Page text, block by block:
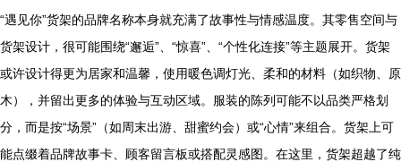
“遇见你”货架的品牌名称本身就充满了故事性与情感温度。其零售空间与
货架设计，很可能围绕“邂逅”、“惊喜”、“个性化连接”等主题展开。货架
或许设计得更为居家和温馨，使用暖色调灯光、柔和的材料（如织物、原
木），并留出更多的体验与互动区域。服装的陈列可能不以品类严格划
分，而是按“场景”（如周末出游、甜蜜约会）或“心情”来组合。货架上可
能点缀着品牌故事卡、顾客留言板或搭配灵感图。在这里，货架超越了纯